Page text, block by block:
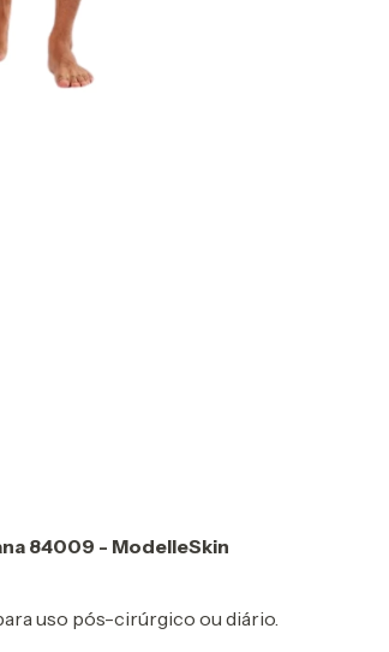
84009 - ModelleSkin
uso pós-cirúrgico ou diário.